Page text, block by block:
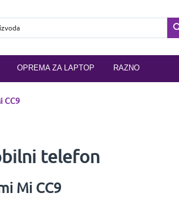
OPREMA ZA LAPTOP RAZNO
CC9
telefon
Mi CC9